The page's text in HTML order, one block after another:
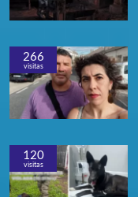
266
visitas
120
visitas